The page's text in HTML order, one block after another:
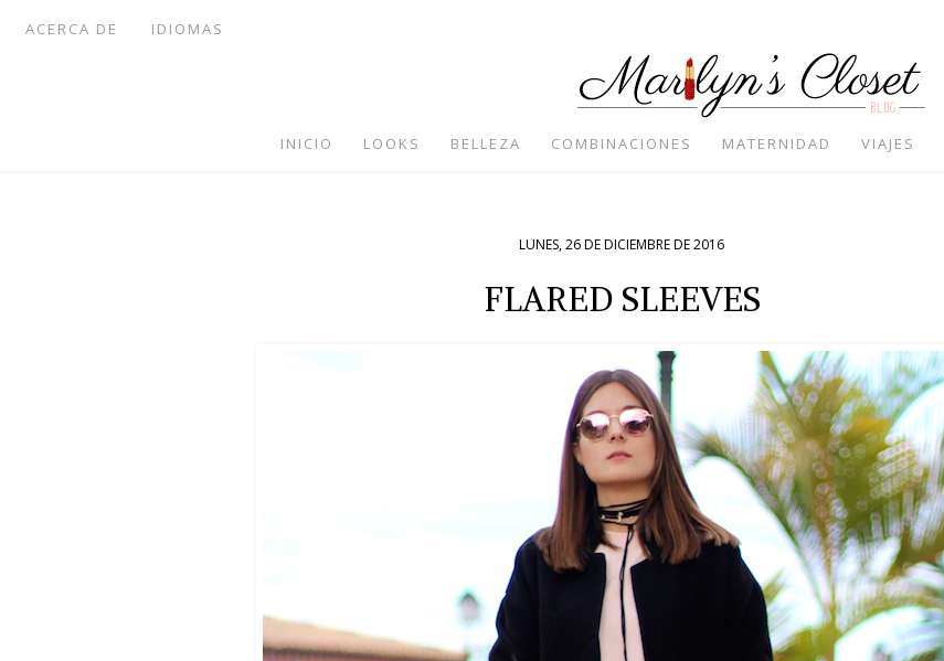
ACERCA DE IDIOMAS
INICIO LOOKS BELLEZA COMBINACIONES MATERNIDAD VIAJES
LUNES, 26 DE DICIEMBRE DE 2016
FLARED SLEEVES